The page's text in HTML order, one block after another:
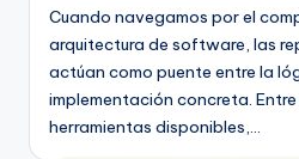
t
w
a
r
Cuando navegamos por el
arquitectura de software, las
actúan como puente entre la
implementación concreta.
herramientas disponibles,…